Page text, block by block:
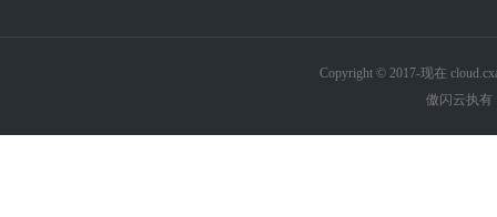
Copyright © 2017-现在
傲闪云执有